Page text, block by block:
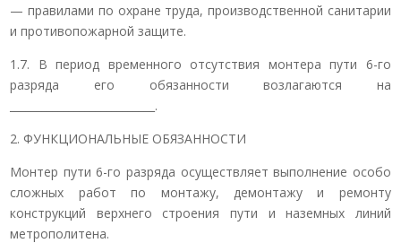
— правилами по охране труда, производственной санитарии
и противопожарной защите.
1.7. В период временного отсутствия монтера пути 6-го
разряда его обязанности возлагаются на
___________________________.
2. ФУНКЦИОНАЛЬНЫЕ ОБЯЗАННОСТИ
Монтер пути 6-го разряда осуществляет выполнение особо
сложных работ по монтажу, демонтажу и ремонту
конструкций верхнего строения пути и наземных линий
метрополитена.